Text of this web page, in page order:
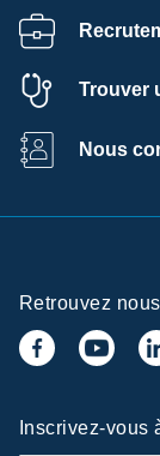
Trouver
Nous
Retrouvez
Inscrivez-vous